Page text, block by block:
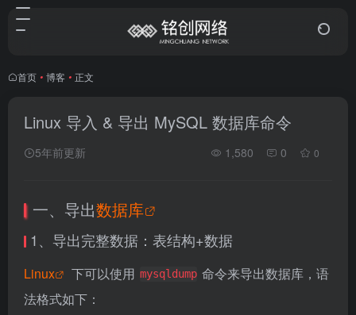
首页 • 博客 • 正文
Linux 导入 & 导出 MySQL 数据库命令
5年前更新 1,580 0 0
一、导出数据库
1、导出完整数据：表结构+数据
Linux 下可以使用 mysqldump 命令来导出数据库，语
法格式如下：